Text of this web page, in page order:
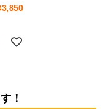
3,850
！